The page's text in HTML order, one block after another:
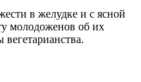
в желудке и с ясной
молодоженов об их